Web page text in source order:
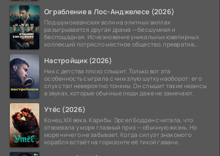
Ограбление в Лос-Анджелесе (2026)
Под шум океанских волн на элитных виллах
разыгрывается другая драма — бесшумная и
беспощадная. Исчезновение уникальных ювелирных
коллекций потрясло местное общество, превратив
Настройщик (2026)
Ник с детства плохо слышит. Только вот эта
особенность сыграла с ним злую шутку наоборот: его
слух стал невероятно тонким. Он слышит такие нюансы
в звуках, которые обычные люди даже не замечают.
Утёс (2026)
Конец XIX века. Карибы. Эрсел Бодден считала, что
отвоевала у моря главный приз — обычную жизнь. Но
море ничего не забывает. Когда силуэт знакомого
корабля встаёт на горизонте её тихой гавани,